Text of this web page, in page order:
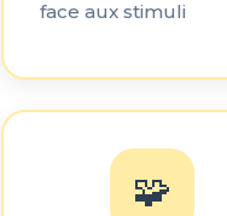
face aux stimuli
🧩